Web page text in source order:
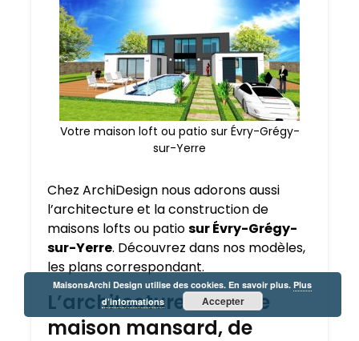
Votre maison loft ou patio sur Évry-Grégy-
sur-Yerre
Chez ArchiDesign nous adorons aussi
l’architecture et la construction de
maisons lofts ou patiosur Évry-Grégy-
sur-Yerre. Découvrez dans nos modèles,
les plans correspondant.
L’architecture de votre
maison mansard, de
MaisonsArchi Design utilise des cookies. En savoir plus.Plus
d’informations
Accepter